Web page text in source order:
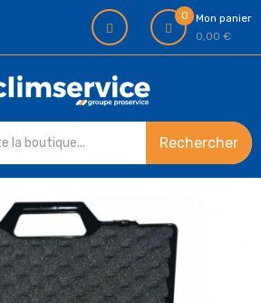
0
Mon panier
0,00 €
Rechercher